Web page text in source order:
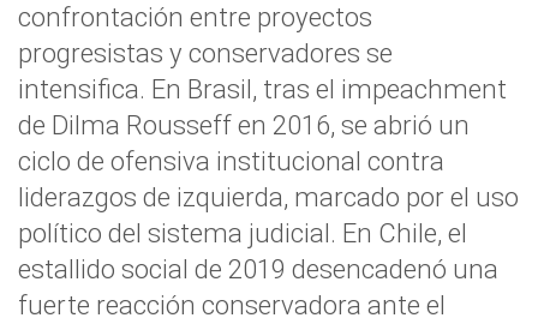
confrontación entre proyectos
progresistas y conservadores se
intensifica. En Brasil, tras el impeachment
de Dilma Rousseff en 2016, se abrió un
ciclo de ofensiva institucional contra
liderazgos de izquierda, marcado por el uso
político del sistema judicial. En Chile, el
estallido social de 2019 desencadenó una
fuerte reacción conservadora ante el